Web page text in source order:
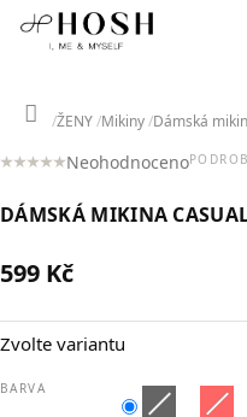
Přejít
Domů
ŽENY Mikiny Dámská
Průměrné
produktu
0,0
z
hvězdiček.
Neohodnoceno
DÁMSKÁ MIKINA
599 Kč
Zvolte variantu
BARVA